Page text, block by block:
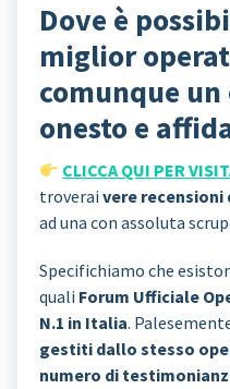
Dove è
miglior
comunque
onesto e
CLICCA QUI PER
troverai vere
ad una con assoluta
Specifichiamo che
quali Forum Ufficiale
N.1 in Italia.
gestiti dallo stesso
numero di